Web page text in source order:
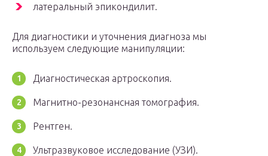
латеральный эпикондилит.
Для диагностики и уточнения диагноза мы
используем следующие манипуляции:
Диагностическая артроскопия.
Магнитно-резонансная томография.
Рентген.
Ультразвуковое исследование (УЗИ).